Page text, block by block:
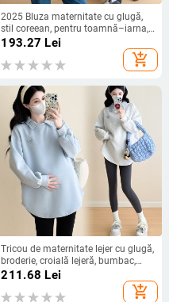
2025 Bluza maternitate cu glugă,
stil coreean, pentru toamnă–iarna,
decolteu în V, mâneci lungi, croială
193.27 Lei
add_shopping_cart
Tricou de maternitate lejer cu glugă,
broderie, croială lejeră, bumbac,
mâneci lungi
211.68 Lei
add_shopping_cart